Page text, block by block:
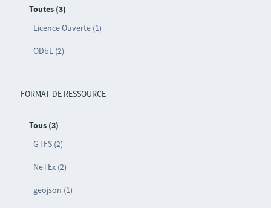
Toutes (3)
Licence Ouverte (1)
ODbL (2)
FORMAT DE RESSOURCE
Tous (3)
GTFS (2)
NeTEx (2)
geojson (1)